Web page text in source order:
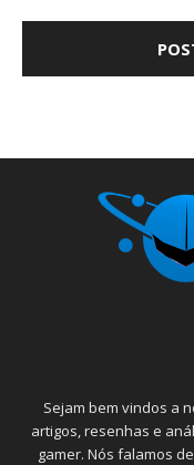
Sejam bem vindos a
artigos, resenhas e
gamer. Nós falamos